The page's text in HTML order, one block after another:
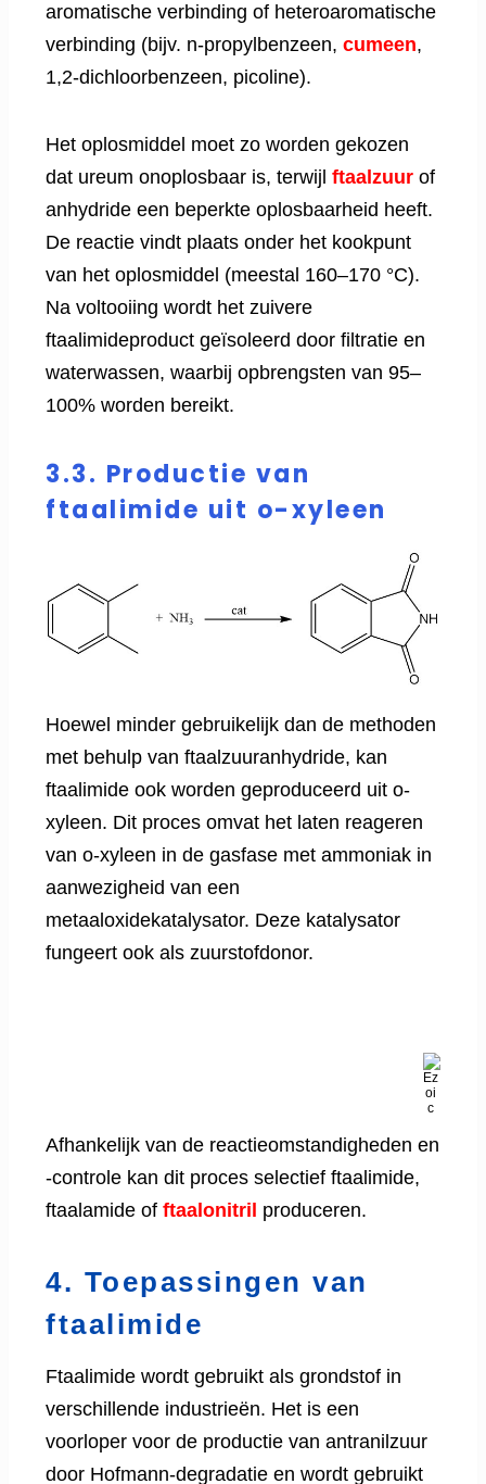
aromatische verbinding of heteroaromatische
verbinding (bijv. n-propylbenzeen, cumeen,
1,2-dichloorbenzeen, picoline).
Het oplosmiddel moet zo worden gekozen
dat ureum onoplosbaar is, terwijl ftaalzuur of
anhydride een beperkte oplosbaarheid heeft.
De reactie vindt plaats onder het kookpunt
van het oplosmiddel (meestal 160–170 °C).
Na voltooiing wordt het zuivere
ftaalimideproduct geïsoleerd door filtratie en
waterwassen, waarbij opbrengsten van 95–
100% worden bereikt.
3.3. Productie van
ftaalimide uit o-xyleen
Hoewel minder gebruikelijk dan de methoden
met behulp van ftaalzuuranhydride, kan
ftaalimide ook worden geproduceerd uit o-
xyleen. Dit proces omvat het laten reageren
van o-xyleen in de gasfase met ammoniak in
aanwezigheid van een
metaaloxidekatalysator. Deze katalysator
fungeert ook als zuurstofdonor.
Afhankelijk van de reactieomstandigheden en
-controle kan dit proces selectief ftaalimide,
ftaalamide of ftaalonitril produceren.
4. Toepassingen van
ftaalimide
Ftaalimide wordt gebruikt als grondstof in
verschillende industrieën. Het is een
voorloper voor de productie van antranilzuur
door Hofmann-degradatie en wordt gebruikt